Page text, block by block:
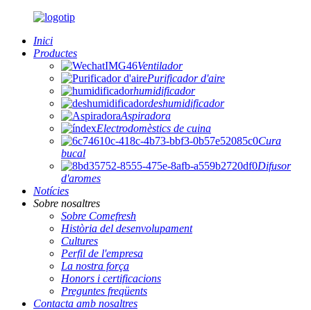
Inici
Productes
Ventilador
Purificador d'aire
humidificador
deshumidificador
Aspiradora
Electrodomèstics de cuina
Cura
bucal
Difusor
d'aromes
Notícies
Sobre nosaltres
Sobre Comefresh
Història del desenvolupament
Cultures
Perfil de l'empresa
La nostra força
Honors i certificacions
Preguntes freqüents
Contacta amb nosaltres